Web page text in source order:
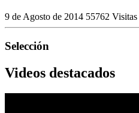
9 de Agosto de 2014 55762 Visitas
Selección
Videos destacados